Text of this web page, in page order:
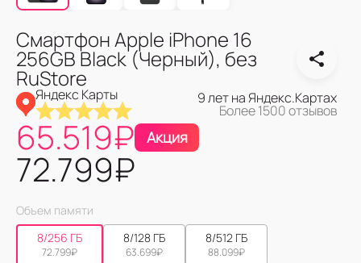
Смартфон Apple iPhone 16
256GB Black (Черный), без
RuStore
Яндекс Карты 9 лет на Яндекс.Картах
Более 1500 отзывов
65.519₽ Акция
72.799₽
Объем памяти
8/256 ГБ
72.799₽
8/128 ГБ
63.699₽
8/512 ГБ
88.099₽